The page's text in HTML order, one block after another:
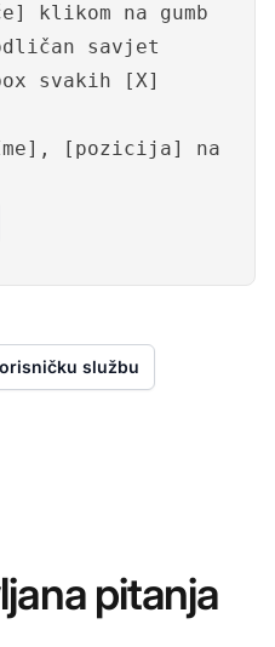
klikom na gumb
savjet
svakih [X]
[pozicija] na
službu
pitanja